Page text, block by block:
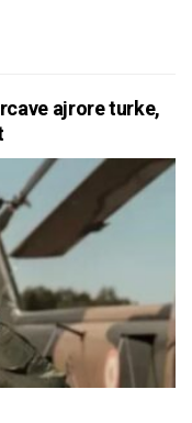
ajrore turke,